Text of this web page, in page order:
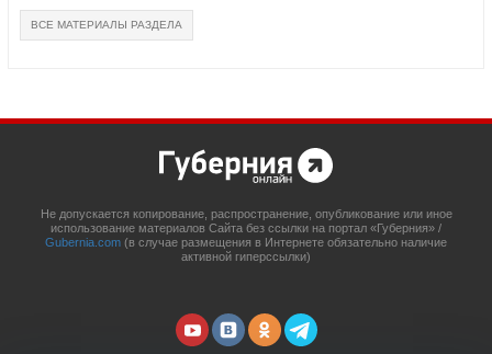
ВСЕ МАТЕРИАЛЫ РАЗДЕЛА
Не допускается копирование, распространение, опубликование или иное
использование материалов Сайта без ссылки на портал «Губерния» /
Gubernia.com (в случае размещения в Интернете обязательно наличие
активной гиперссылки)